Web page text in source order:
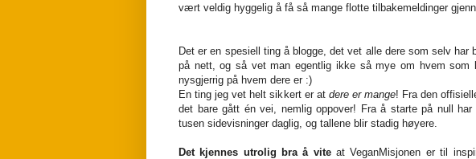
vært veldig hyggelig å få så mange flotte tilbakemeldinger
Det er en spesiell ting å blogge, det vet alle dere som selv
på nett, og så vet man egentlig ikke så mye om hvem
nysgjerrig på hvem dere er :)
En ting jeg vet helt sikkert er at dere er mange! Fra den
det bare gått én vei, nemlig oppover! Fra å starte på null
tusen sidevisninger daglig, og tallene blir stadig høyere.
Det kjennes utrolig bra å viteat VeganMisjonen er til